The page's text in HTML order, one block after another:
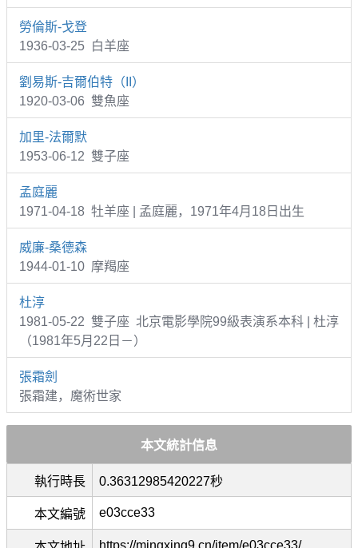
勞倫斯-戈登
1936-03-25 白羊座
劉易斯-吉爾伯特（II）
1920-03-06 雙魚座
加里-法爾默
1953-06-12 雙子座
孟庭麗
1971-04-18 牡羊座 | 孟庭麗，1971年4月18日出生
威廉-桑德森
1944-01-10 摩羯座
杜淳
1981-05-22 雙子座 北京電影學院99級表演系本科 | 杜淳
（1981年5月22日－）
張霜劍
張霜建，魔術世家
本文統計信息
執行時長 0.36312985420227秒
本文編號 e03cce33
https://mingxing9.cn/item/e03cce33/